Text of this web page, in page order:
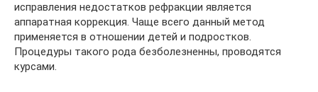
исправления недостатков рефракции является
аппаратная коррекция. Чаще всего данный метод
применяется в отношении детей и подростков.
Процедуры такого рода безболезненны, проводятся
курсами.